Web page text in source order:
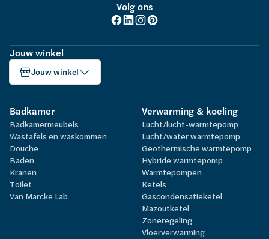
Volg ons
Jouw winkel
Jouw winkel
Badkamer
Badkamermeubels
Wastafels en waskommen
Douche
Baden
Kranen
Toilet
Van Marcke Lab
Verwarming & koeling
Lucht/lucht-warmtepomp
Lucht/water warmtepomp
Geothermische warmtepomp
Hybride warmtepomp
Warmtepompen
Ketels
Gascondensatieketel
Mazoutketel
Zoneregeling
Vloerverwarming